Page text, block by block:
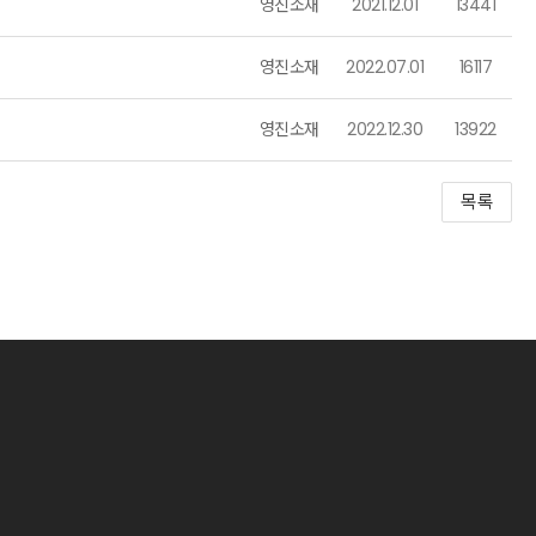
영진소재 2021.12.01 13441
영진소재 2022.07.01 16117
영진소재 2022.12.30 13922
목록